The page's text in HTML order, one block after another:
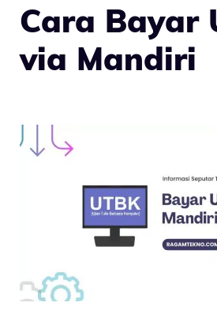
Cara Bayar
via Mandiri